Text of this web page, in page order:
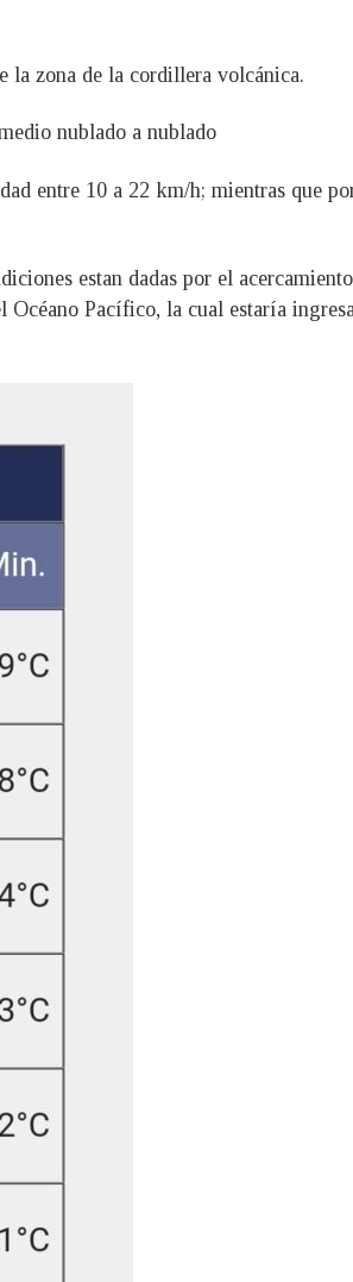
la zona de la cordillera volcánica.
nublado a nublado
entre 10 a 22 km/h; mientras que
estan dadas por el
Pacífico, la cual estaría